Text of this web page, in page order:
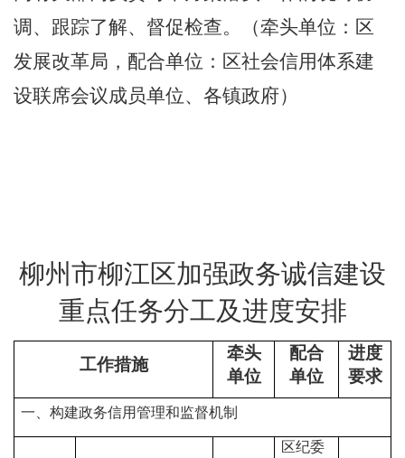
调、跟踪了解、督促检查。（牵头单位：区
发展改革局，配合单位：区社会信用体系建
设联席会议成员单位、各镇政府）
柳州市柳江区加强政务诚信建设
重点任务分工及进度安排
工作措施
牵头
单位
配合
单位
进度
要求
一、构建政务信用管理和监督机制
区纪委